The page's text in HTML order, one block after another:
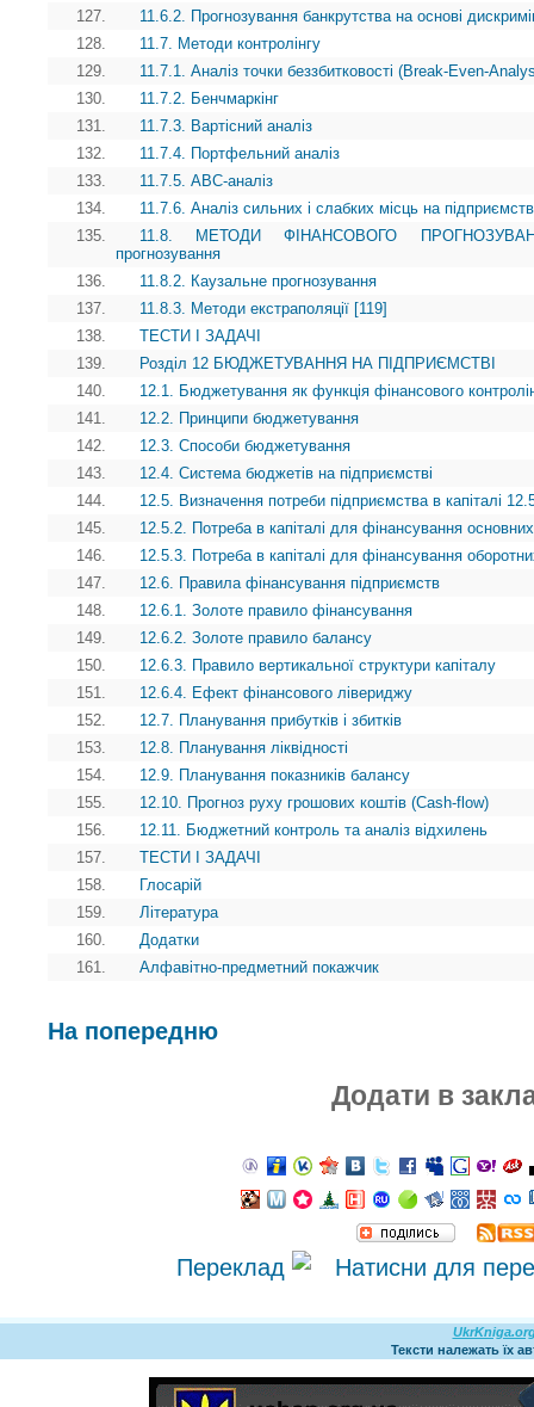
127.
11.6.2. Прогнозування банкрутства на основі
128.
11.7. Методи контролінгу
129.
11.7.1. Аналіз точки беззбитковості (Break-Even-
130.
11.7.2. Бенчмаркінг
131.
11.7.3. Вартісний аналіз
132.
11.7.4. Портфельний аналіз
133.
11.7.5. АВС-аналіз
134.
11.7.6. Аналіз сильних і слабких місць на
135.
11.8. МЕТОДИ ФІНАНСОВОГО
прогнозування
136.
11.8.2. Каузальне прогнозування
137.
11.8.3. Методи екстраполяції [119]
138.
ТЕСТИ І ЗАДАЧІ
139.
Розділ 12 БЮДЖЕТУВАННЯ НА ПІДПРИЄМСТВІ
140.
12.1. Бюджетування як функція фінансового
141.
12.2. Принципи бюджетування
142.
12.3. Способи бюджетування
143.
12.4. Система бюджетів на підприємстві
144.
12.5. Визначення потреби підприємства в капіталі
145.
12.5.2. Потреба в капіталі для фінансування основних
146.
12.5.3. Потреба в капіталі для фінансування
147.
12.6. Правила фінансування підприємств
148.
12.6.1. Золоте правило фінансування
149.
12.6.2. Золоте правило балансу
150.
12.6.3. Правило вертикальної структури капіталу
151.
12.6.4. Ефект фінансового лівериджу
152.
12.7. Планування прибутків і збитків
153.
12.8. Планування ліквідності
154.
12.9. Планування показників балансу
155.
12.10. Прогноз руху грошових коштів (Cash-flow)
156.
12.11. Бюджетний контроль та аналіз відхилень
157.
ТЕСТИ І ЗАДАЧІ
158.
Глосарій
159.
Література
160.
Додатки
161.
Алфавітно-предметний покажчик
На попередню
Додати в
Переклад
Тексти належать їх